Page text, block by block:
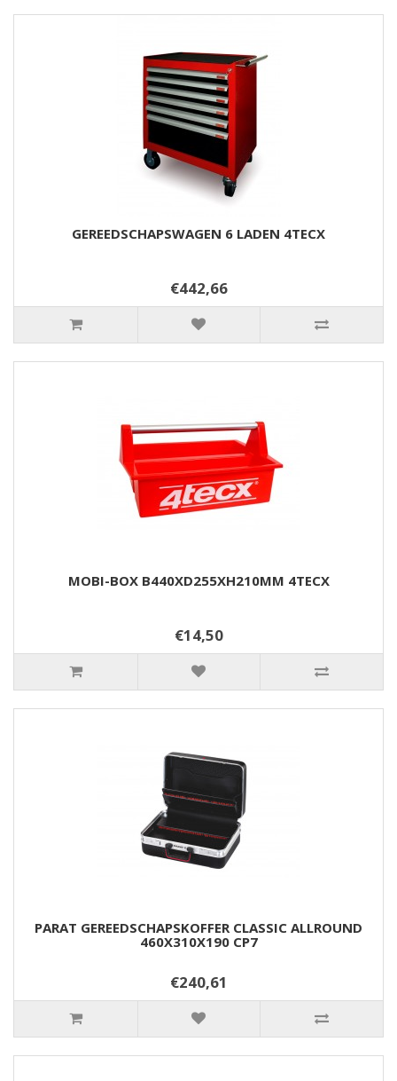
GEREEDSCHAPSWAGEN 6 LADEN 4TECX
€442,66
MOBI-BOX B440XD255XH210MM 4TECX
€14,50
PARAT GEREEDSCHAPSKOFFER CLASSIC ALLROUND
460X310X190 CP7
€240,61